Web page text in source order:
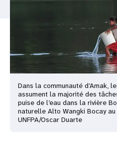
Dans la communauté d’Amak,
assument la majorité des
puise de l’eau dans la rivière
naturelle Alto Wangki Bocay
UNFPA/Oscar Duarte